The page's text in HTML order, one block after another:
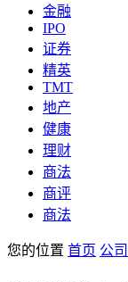
金融
IPO
证券
精英
TMT
地产
健康
理财
商法
商评
商法
您的位置 首页 公司